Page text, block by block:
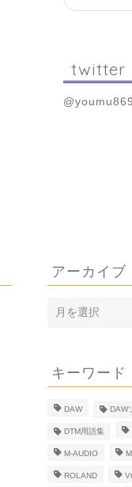
twitter
アーカイブ
ア
ー
ブ
キーワード
DAW DAW
DTM用語集
M-AUDIO
ROLAND